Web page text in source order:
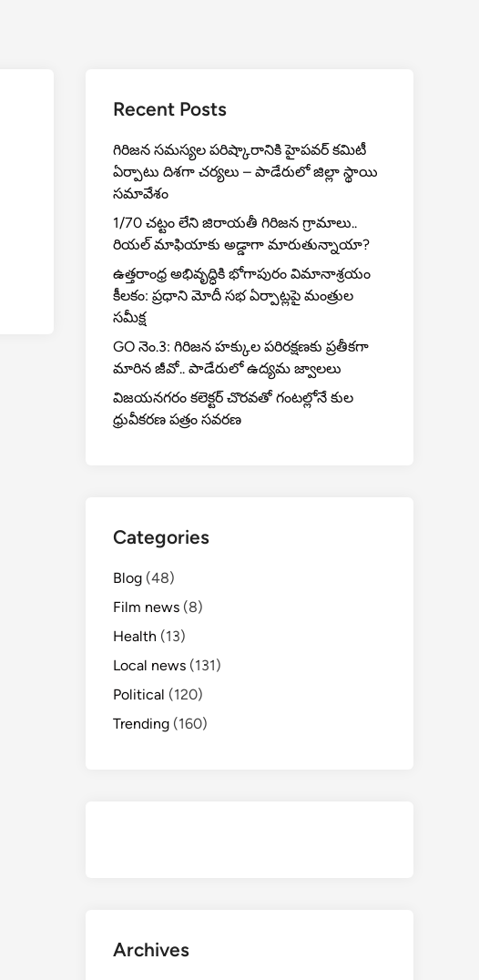
Recent Posts
గిరిజన సమస్యల పరిష్కారానికి హైపవర్ కమిటీ
ఏర్పాటు దిశగా చర్యలు – పాడేరులో జిల్లా స్థాయి
సమావేశం
1/70 చట్టం లేని జిరాయతీ గిరిజన గ్రామాలు..
రియల్ మాఫియాకు అడ్డాగా మారుతున్నాయా?
ఉత్తరాంధ్ర అభివృద్ధికి భోగాపురం విమానాశ్రయం
కీలకం: ప్రధాని మోదీ సభ ఏర్పాట్లపై మంత్రుల
సమీక్ష
GO నెం.3: గిరిజన హక్కుల పరిరక్షణకు ప్రతీకగా
మారిన జీవో.. పాడేరులో ఉద్యమ జ్వాలలు
విజయనగరం కలెక్టర్ చొరవతో గంటల్లోనే కుల
ధ్రువీకరణ పత్రం సవరణ
Categories
Blog (48)
Film news (8)
Health (13)
Local news (131)
Political (120)
Trending (160)
Archives